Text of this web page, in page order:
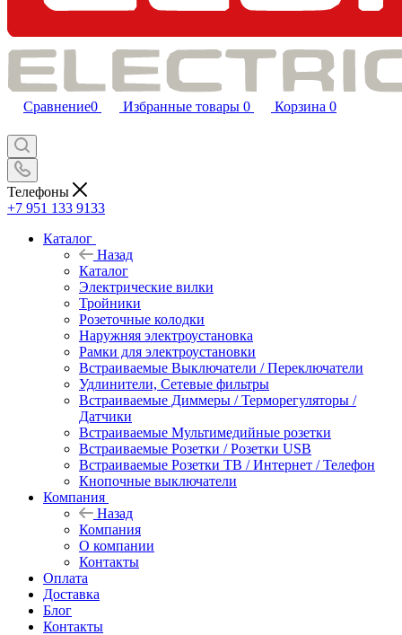
Сравнение0 Избранные товары 0 Корзина 0
Телефоны
+7 951 133 9133
Каталог
Назад
Каталог
Электрические вилки
Тройники
Розеточные колодки
Наружняя электроустановка
Рамки для электроустановки
Встраиваемые Выключатели / Переключатели
Удлинители, Сетевые фильтры
Встраиваемые Диммеры / Терморегуляторы /
Датчики
Встраиваемые Мультимедийные розетки
Встраиваемые Розетки / Розетки USB
Встраиваемые Розетки ТВ / Интернет / Телефон
Кнопочные выключатели
Компания
Назад
Компания
О компании
Контакты
Оплата
Доставка
Блог
Контакты